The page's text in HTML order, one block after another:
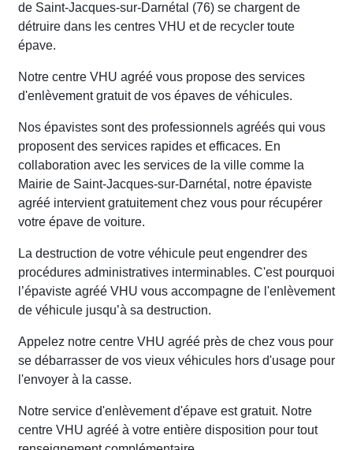
de Saint-Jacques-sur-Darnétal (76) se chargent de
détruire dans les centres VHU et de recycler toute
épave.
Notre centre VHU agréé vous propose des services
d'enlèvement gratuit de vos épaves de véhicules.
Nos épavistes sont des professionnels agréés qui vous
proposent des services rapides et efficaces. En
collaboration avec les services de la ville comme la
Mairie de Saint-Jacques-sur-Darnétal, notre épaviste
agréé intervient gratuitement chez vous pour récupérer
votre épave de voiture.
La destruction de votre véhicule peut engendrer des
procédures administratives interminables. C'est pourquoi
l’épaviste agréé VHU vous accompagne de l'enlèvement
de véhicule jusqu’à sa destruction.
Appelez notre centre VHU agréé près de chez vous pour
se débarrasser de vos vieux véhicules hors d'usage pour
l'envoyer à la casse.
Notre service d'enlèvement d'épave est gratuit. Notre
centre VHU agréé à votre entière disposition pour tout